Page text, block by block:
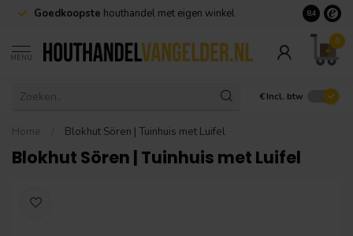
Goedkoopste houthandel met eigen winkel Geen
8.4
MENU
0
€ Incl. btw
Home Blokhut Sören | Tuinhuis met Luifel
Blokhut Sören | Tuinhuis met Luifel